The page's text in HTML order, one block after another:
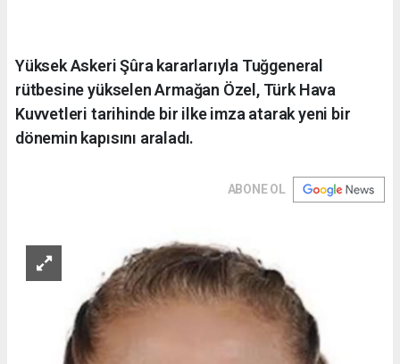
Yüksek Askeri Şûra kararlarıyla Tuğgeneral
rütbesine yükselen Armağan Özel, Türk Hava
Kuvvetleri tarihinde bir ilke imza atarak yeni bir
dönemin kapısını araladı.
ABONE OL